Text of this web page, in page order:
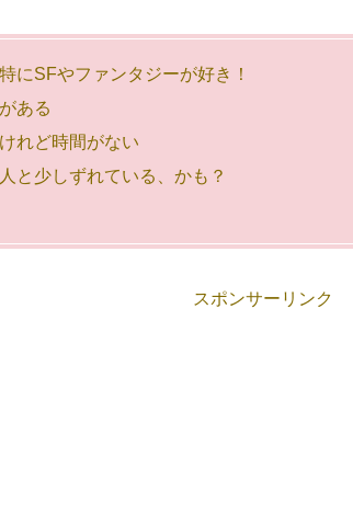
にSFやファンタジーが好き！
ある
れど時間がない
と少しずれている、かも？
スポンサーリンク